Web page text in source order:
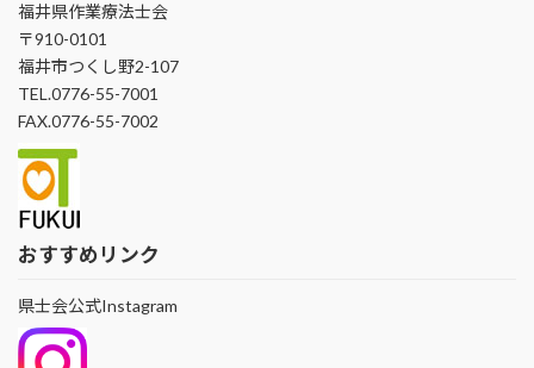
福井県作業療法士会
〒910-0101
福井市つくし野2-107
TEL.0776-55-7001
FAX.0776-55-7002
おすすめリンク
県士会公式Instagram